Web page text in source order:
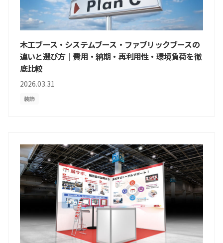
木工ブース・システムブース・ファブリックブースの
違いと選び方｜費用・納期・再利用性・環境負荷を徹
底比較
2026.03.31
装飾